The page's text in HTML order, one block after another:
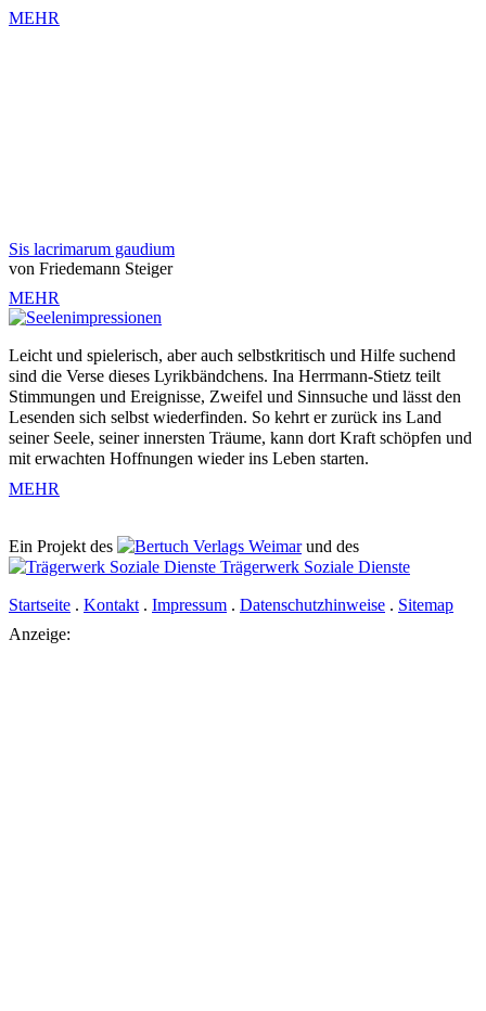
MEHR
Sis lacrimarum gaudium
von Friedemann Steiger
MEHR
Leicht und spielerisch, aber auch selbstkritisch und Hilfe suchend
sind die Verse dieses Lyrikbändchens. Ina Herrmann-Stietz teilt
Stimmungen und Ereignisse, Zweifel und Sinnsuche und lässt den
Lesenden sich selbst wiederfinden. So kehrt er zurück ins Land
seiner Seele, seiner innersten Träume, kann dort Kraft schöpfen und
mit erwachten Hoffnungen wieder ins Leben starten.
MEHR
Ein Projekt des Verlags Weimarund des
Trägerwerk Soziale Dienste
Startseite . Kontakt . Impressum . Datenschutzhinweise . Sitemap
Anzeige: